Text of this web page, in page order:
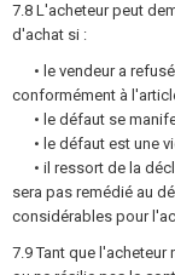
7.8 L'acheteur peut
d'achat si :
• le vendeur a
conformément à
• le défaut se
• le défaut est une
• il ressort de la
sera pas remédié au
considérables pour
7.9 Tant que l'acheteur